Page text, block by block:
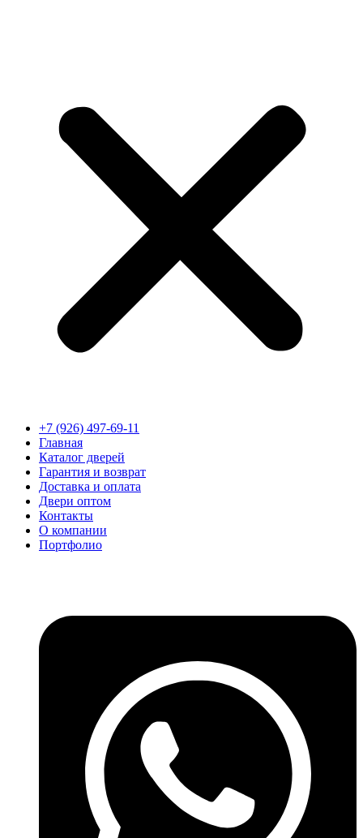
+7 (926) 497-69-11
Главная
Каталог дверей
Гарантия и возврат
Доставка и оплата
Двери оптом
Контакты
О компании
Портфолио